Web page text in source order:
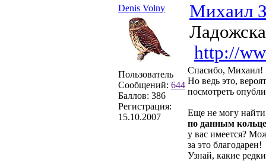
Denis Volny
Пользователь
Сообщений: 644
Баллов: 386
Регистрация:
15.10.2007
Михаил
http://
Спасибо, Михаил!
Но ведь это,
посмотреть
Еще не могу
по данным
у вас имеется?
за это благодарен!
Узнай, какие